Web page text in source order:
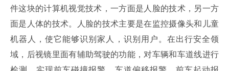
件这块的计算机视觉技术，一方面是人脸的技术，另一方
面是人体的技术。人脸的技术主要是在监控摄像头和儿童
机器人，使它能够识别家人，识别用户。在出行安全领
域，后视镜里面有辅助驾驶的功能，对车辆和车道线进行